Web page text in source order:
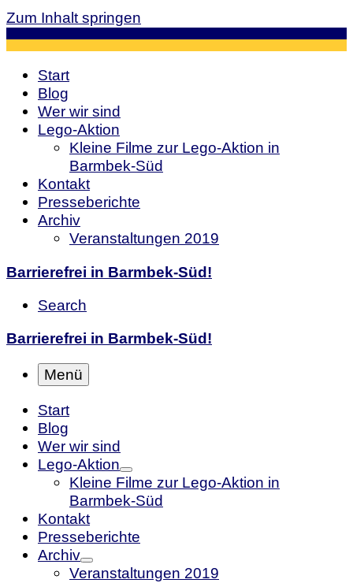
Zum Inhalt springen
Start
Blog
Wer wir sind
Lego-Aktion
Kleine Filme zur Lego-Aktion in
Barmbek-Süd
Kontakt
Presseberichte
Archiv
Veranstaltungen 2019
Barrierefrei in Barmbek-Süd!
Search
Barrierefrei in Barmbek-Süd!
Menü
Start
Blog
Wer wir sind
Lego-Aktion
Kleine Filme zur Lego-Aktion in
Barmbek-Süd
Kontakt
Presseberichte
Archiv
Veranstaltungen 2019